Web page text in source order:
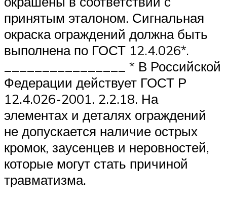
принятым эталоном. Сигнальная
окраска ограждений должна быть
выполнена по ГОСТ 12.4.026*.
________________ * В Российской
Федерации действует ГОСТ Р
12.4.026-2001. 2.2.18. На
элементах и деталях ограждений
не допускается наличие острых
кромок, заусенцев и неровностей,
которые могут стать причиной
травматизма.